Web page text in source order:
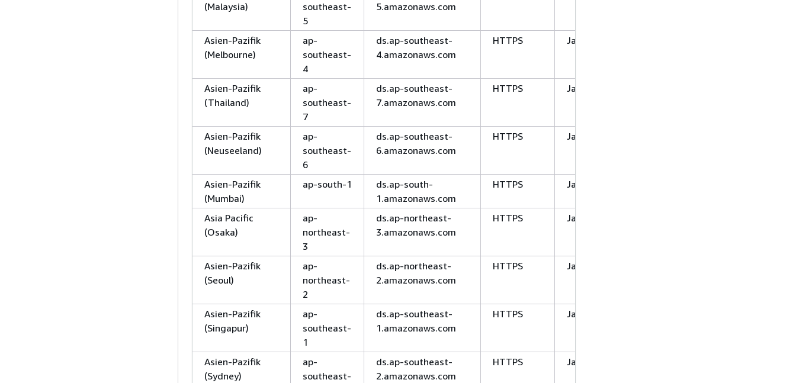
(Malaysia)
southeast-
5
5.amazonaws.com
Asien-Pazifik
(Melbourne)
ap-
southeast-
4
ds.ap-southeast-
4.amazonaws.com
HTTPS Ja
Asien-Pazifik
(Thailand)
ap-
southeast-
7
ds.ap-southeast-
7.amazonaws.com
HTTPS Ja
Asien-Pazifik
(Neuseeland)
ap-
southeast-
6
ds.ap-southeast-
6.amazonaws.com
HTTPS Ja
Asien-Pazifik
(Mumbai)
ap-south-1
ds.ap-south-
1.amazonaws.com
HTTPS Ja
Asia Pacific
(Osaka)
ap-
northeast-
3
ds.ap-northeast-
3.amazonaws.com
HTTPS Ja
Asien-Pazifik
(Seoul)
ap-
northeast-
2
ds.ap-northeast-
2.amazonaws.com
HTTPS Ja
Asien-Pazifik
(Singapur)
ap-
southeast-
1
ds.ap-southeast-
1.amazonaws.com
HTTPS Ja
Asien-Pazifik
(Sydney)
ap-
southeast-
ds.ap-southeast-
2.amazonaws.com
HTTPS Ja